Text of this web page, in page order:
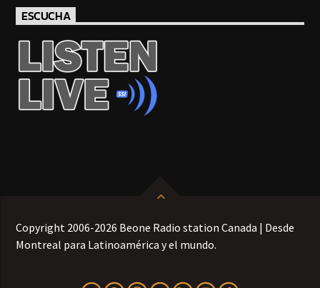
ESCUCHA
Copyright 2006-2026 Beone Radio station Canada | Desde
Montreal para Latinoamérica y el mundo.